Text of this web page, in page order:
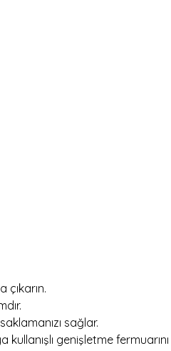
çıkarın.
sağlar.
kullanışlı genişletme